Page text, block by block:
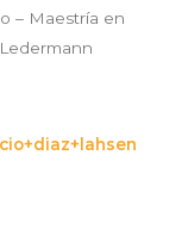
– Maestría en